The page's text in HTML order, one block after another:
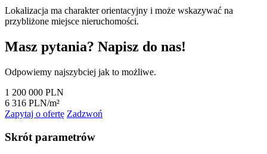
Dom – Na sprzedaż – Międzylesie – 569076
1 200 000 PLN
×
+
−
Lokalizacja ma charakter orientacyjny i może wskazywać na
przybliżone miejsce nieruchomości.
Masz pytania? Napisz do nas!
Odpowiemy najszybciej jak to możliwe.
1 200 000 PLN
6 316 PLN/m²
Zapytaj o ofertę Zadzwoń
Skrót parametrów